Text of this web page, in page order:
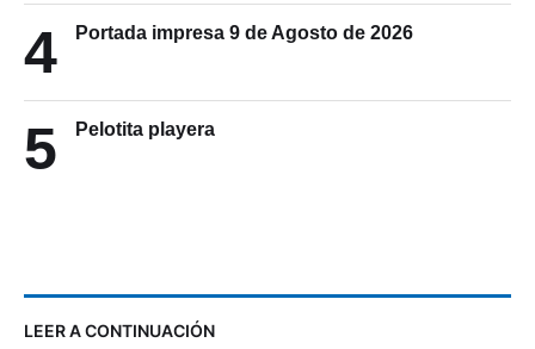
4 Portada impresa 9 de Agosto de 2026
5 Pelotita playera
LEER A CONTINUACIÓN